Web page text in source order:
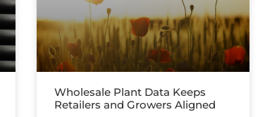
Wholesale Plant Data Keeps
Retailers and Growers Aligned